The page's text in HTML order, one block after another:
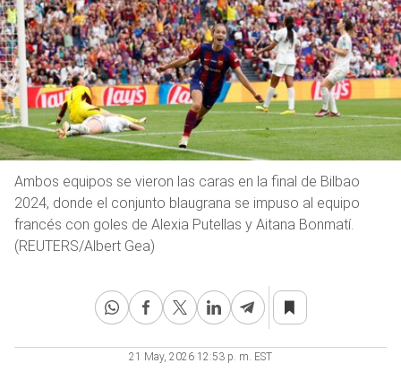
Ambos equipos se vieron las caras en la final de Bilbao
2024, donde el conjunto blaugrana se impuso al equipo
francés con goles de Alexia Putellas y Aitana Bonmatí.
(REUTERS/Albert Gea)
21 May, 2026 12:53 p. m. EST